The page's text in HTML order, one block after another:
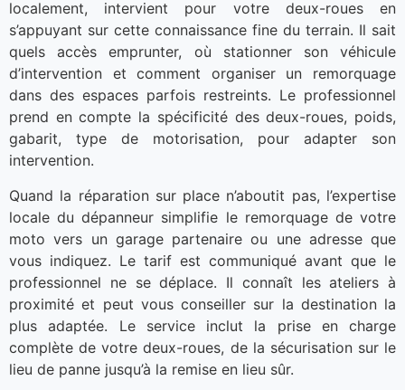
localement, intervient pour votre deux-roues en
s’appuyant sur cette connaissance fine du terrain. Il sait
quels accès emprunter, où stationner son véhicule
d’intervention et comment organiser un remorquage
dans des espaces parfois restreints. Le professionnel
prend en compte la spécificité des deux-roues, poids,
gabarit, type de motorisation, pour adapter son
intervention.
Quand la réparation sur place n’aboutit pas, l’expertise
locale du dépanneur simplifie le remorquage de votre
moto vers un garage partenaire ou une adresse que
vous indiquez. Le tarif est communiqué avant que le
professionnel ne se déplace. Il connaît les ateliers à
proximité et peut vous conseiller sur la destination la
plus adaptée. Le service inclut la prise en charge
complète de votre deux-roues, de la sécurisation sur le
lieu de panne jusqu’à la remise en lieu sûr.